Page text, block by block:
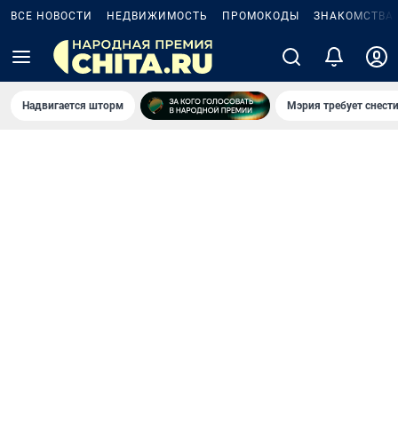
ВСЕ НОВОСТИ НЕДВИЖИМОСТЬ ПРОМОКОДЫ ЗНАКОМСТВА
Надвигается шторм Мэрия требует